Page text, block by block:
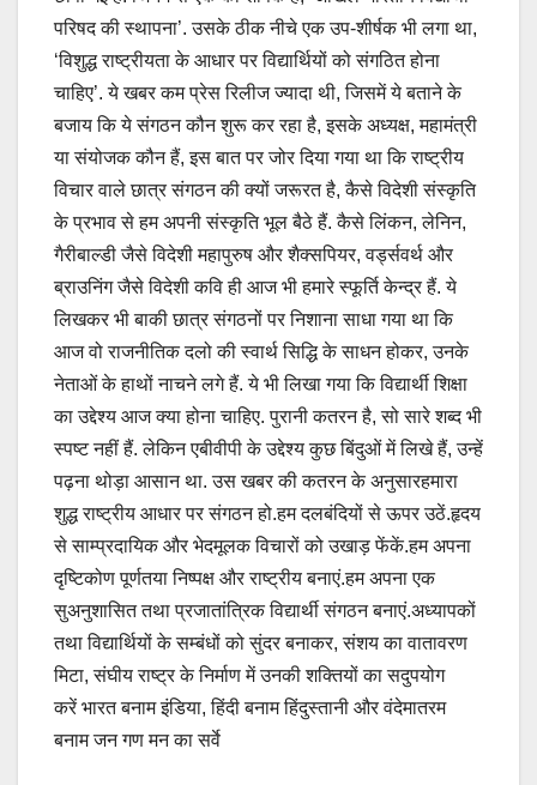
परिषद की स्थापना’. उसके ठीक नीचे एक उप-शीर्षक भी लगा था,
‘विशुद्ध राष्ट्रीयता के आधार पर विद्यार्थियों को संगठित होना
चाहिए’. ये खबर कम प्रेस रिलीज ज्यादा थी, जिसमें ये बताने के
बजाय कि ये संगठन कौन शुरू कर रहा है, इसके अध्यक्ष, महामंत्री
या संयोजक कौन हैं, इस बात पर जोर दिया गया था कि राष्ट्रीय
विचार वाले छात्र संगठन की क्यों जरूरत है, कैसे विदेशी संस्कृति
के प्रभाव से हम अपनी संस्कृति भूल बैठे हैं. कैसे लिंकन, लेनिन,
गैरीबाल्डी जैसे विदेशी महापुरुष और शैक्सपियर, वर्ड्सवर्थ और
ब्राउनिंग जैसे विदेशी कवि ही आज भी हमारे स्फूर्ति केन्द्र हैं. ये
लिखकर भी बाकी छात्र संगठनों पर निशाना साधा गया था कि
आज वो राजनीतिक दलो की स्वार्थ सिद्धि के साधन होकर, उनके
नेताओं के हाथों नाचने लगे हैं. ये भी लिखा गया कि विद्यार्थी शिक्षा
का उद्देश्य आज क्या होना चाहिए. पुरानी कतरन है, सो सारे शब्द भी
स्पष्ट नहीं हैं. लेकिन एबीवीपी के उद्देश्य कुछ बिंदुओं में लिखे हैं, उन्हें
पढ़ना थोड़ा आसान था. उस खबर की कतरन के अनुसारहमारा
शुद्ध राष्ट्रीय आधार पर संगठन हो.हम दलबंदियों से ऊपर उठें.हृदय
से साम्प्रदायिक और भेदमूलक विचारों को उखाड़ फेंकें.हम अपना
दृष्टिकोण पूर्णतया निष्पक्ष और राष्ट्रीय बनाएं.हम अपना एक
सुअनुशासित तथा प्रजातांत्रिक विद्यार्थी संगठन बनाएं.अध्यापकों
तथा विद्यार्थियों के सम्बंधों को सुंदर बनाकर, संशय का वातावरण
मिटा, संघीय राष्ट्र के निर्माण में उनकी शक्तियों का सदुपयोग
करें भारत बनाम इंडिया, हिंदी बनाम हिंदुस्तानी और वंदेमातरम
बनाम जन गण मन का सर्वे